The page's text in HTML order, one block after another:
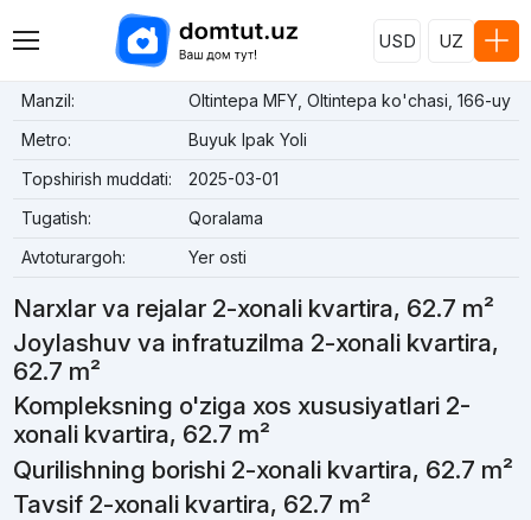
USD UZ
Manzil:
Oltintepa MFY, Oltintepa ko'chasi, 166-uy
Metro:
Buyuk Ipak Yoli
Topshirish muddati:
2025-03-01
Tugatish:
Qoralama
Avtoturargoh:
Yer osti
Narxlar va rejalar 2-xonali kvartira, 62.7 m²
Joylashuv va infratuzilma 2-xonali kvartira,
62.7 m²
Kompleksning o'ziga xos xususiyatlari 2-
xonali kvartira, 62.7 m²
Qurilishning borishi 2-xonali kvartira, 62.7 m²
Tavsif 2-xonali kvartira, 62.7 m²